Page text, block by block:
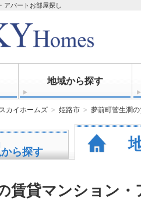
アパートお部屋探し
地域から探す
カイホームズ 姫路市 夢前町菅生澗
から探す
賃貸マンション・